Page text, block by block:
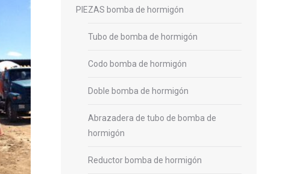
PIEZAS bomba de hormigón
Tubo de bomba de hormigón
Codo bomba de hormigón
Doble bomba de hormigón
Abrazadera de tubo de bomba de
hormigón
Reductor bomba de hormigón